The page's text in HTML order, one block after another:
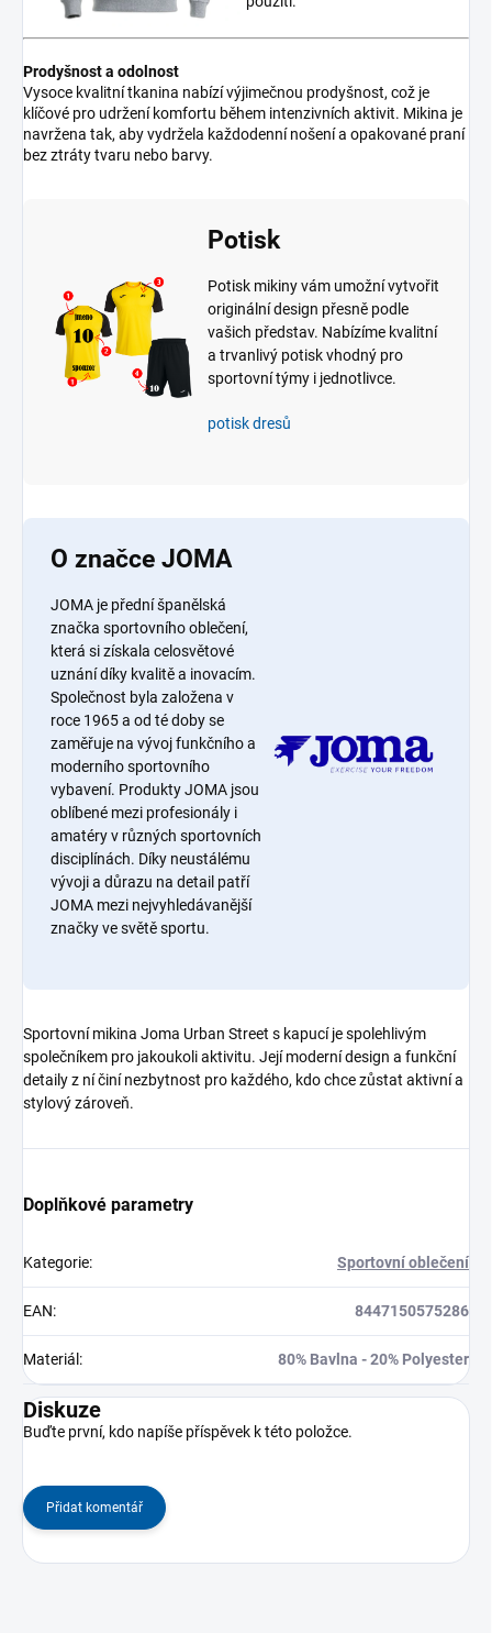
Prodyšnost a odolnost
Vysoce kvalitní tkanina nabízí výjimečnou prodyšnost, což je
klíčové pro udržení komfortu během intenzivních aktivit. Mikina je
navržena tak, aby vydržela každodenní nošení a opakované praní
bez ztráty tvaru nebo barvy.
Potisk
Potisk mikiny vám umožní vytvořit
originální design přesně podle
vašich představ. Nabízíme kvalitní
a trvanlivý potisk vhodný pro
sportovní týmy i jednotlivce.
potisk dresů
O značce JOMA
JOMA je přední španělská
značka sportovního oblečení,
která si získala celosvětové
uznání díky kvalitě a inovacím.
Společnost byla založena v
roce 1965 a od té doby se
zaměřuje na vývoj funkčního a
moderního sportovního
vybavení. Produkty JOMA jsou
oblíbené mezi profesionály i
amatéry v různých sportovních
disciplínách. Díky neustálému
vývoji a důrazu na detail patří
JOMA mezi nejvyhledávanější
značky ve světě sportu.
Sportovní mikina Joma Urban Street s kapucí je spolehlivým
společníkem pro jakoukoli aktivitu. Její moderní design a funkční
detaily z ní činí nezbytnost pro každého, kdo chce zůstat aktivní a
stylový zároveň.
Doplňkové parametry
Kategorie: Sportovní oblečení
EAN: 8447150575286
Materiál : 80% Bavlna - 20% Polyester
Diskuze
Buďte první, kdo napíše příspěvek k této položce.
Přidat komentář